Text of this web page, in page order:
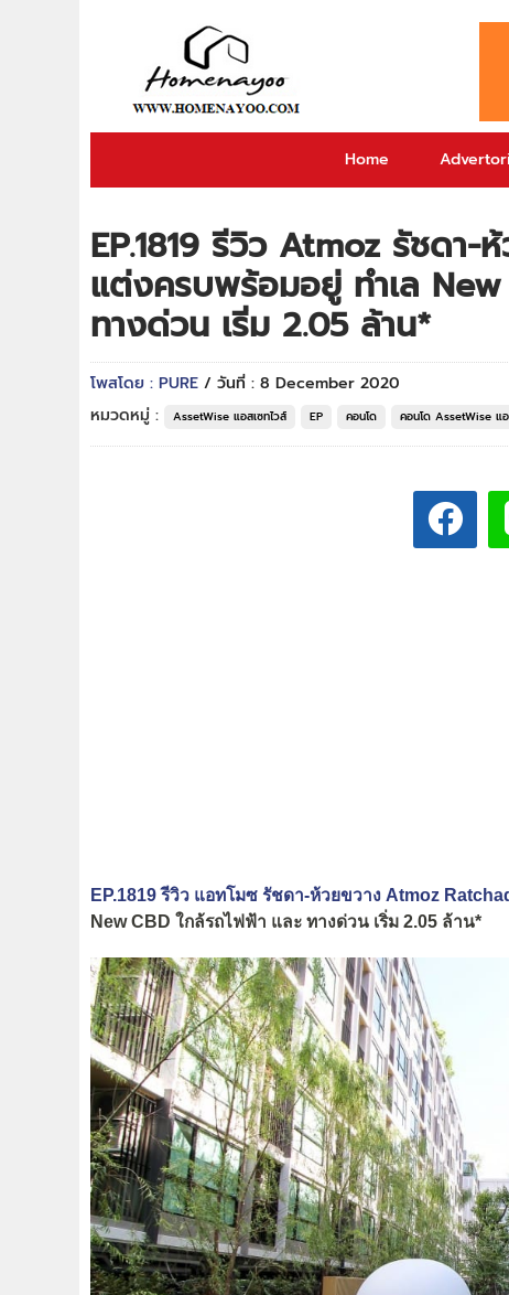
Home
EP.1819 รีวิว Atmoz รัชดา
แต่งครบพร้อมอยู่ ทำเล New
ทางด่วน เริ่ม 2.05 ล้าน*
โพสโดย : PURE / วันที่ : 8 December 2020
หมวดหมู่ :
AssetWise แอสเซทไวส์ EP คอนโด คอนโด AssetWise แอ
EP.1819 รีวิว แอทโมซ รัชดา-ห้วยขวาง Atmoz
New CBD ใกล้รถไฟฟ้า และ ทางด่วน เริ่ม 2.05 ล้าน*